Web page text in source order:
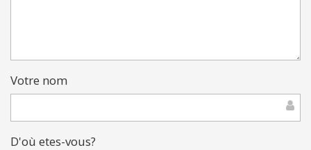
Votre nom
D'où etes-vous?